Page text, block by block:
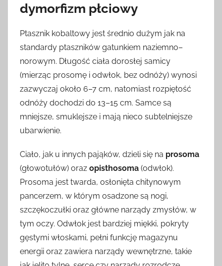
dymorfizm płciowy
Ptasznik kobaltowy jest średnio dużym jak na
standardy ptaszników gatunkiem naziemno–
norowym. Długość ciała dorosłej samicy
(mierząc prosomę i odwłok, bez odnóży) wynosi
zazwyczaj około 6–7 cm, natomiast rozpiętość
odnóży dochodzi do 13–15 cm. Samce są
mniejsze, smuklejsze i mają nieco subtelniejsze
ubarwienie.
Ciało, jak u innych pająków, dzieli się na prosoma
(głowotułów) oraz opisthosoma (odwłok).
Prosoma jest twarda, osłonięta chitynowym
pancerzem, w którym osadzone są nogi,
szczękoczułki oraz główne narządy zmysłów, w
tym oczy. Odwłok jest bardziej miękki, pokryty
gęstymi włoskami, pełni funkcję magazynu
energii oraz zawiera narządy wewnętrzne, takie